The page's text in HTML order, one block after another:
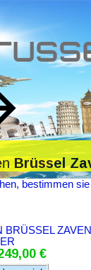
Brüssel
bestimmen
BRÜSSEL
€